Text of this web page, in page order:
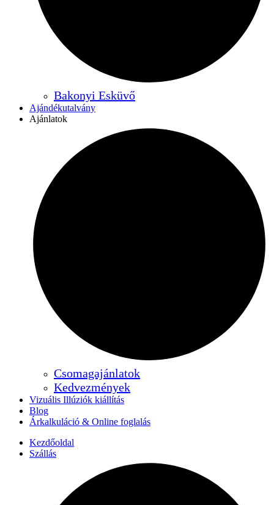
Bakonyi Esküvő
Ajándékutalvány
Ajánlatok
Csomagajánlatok
Kedvezmények
Vizuális Illúziók kiállítás
Blog
Árkalkuláció & Online foglalás
Kezdőoldal
Szállás